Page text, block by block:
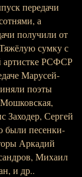
передачи
а
получили от
сумку с
артистке РСФСР
Марусей-
поэты
Заходер, Сергей
были песенки-
Аркадий
Михаил
и др..